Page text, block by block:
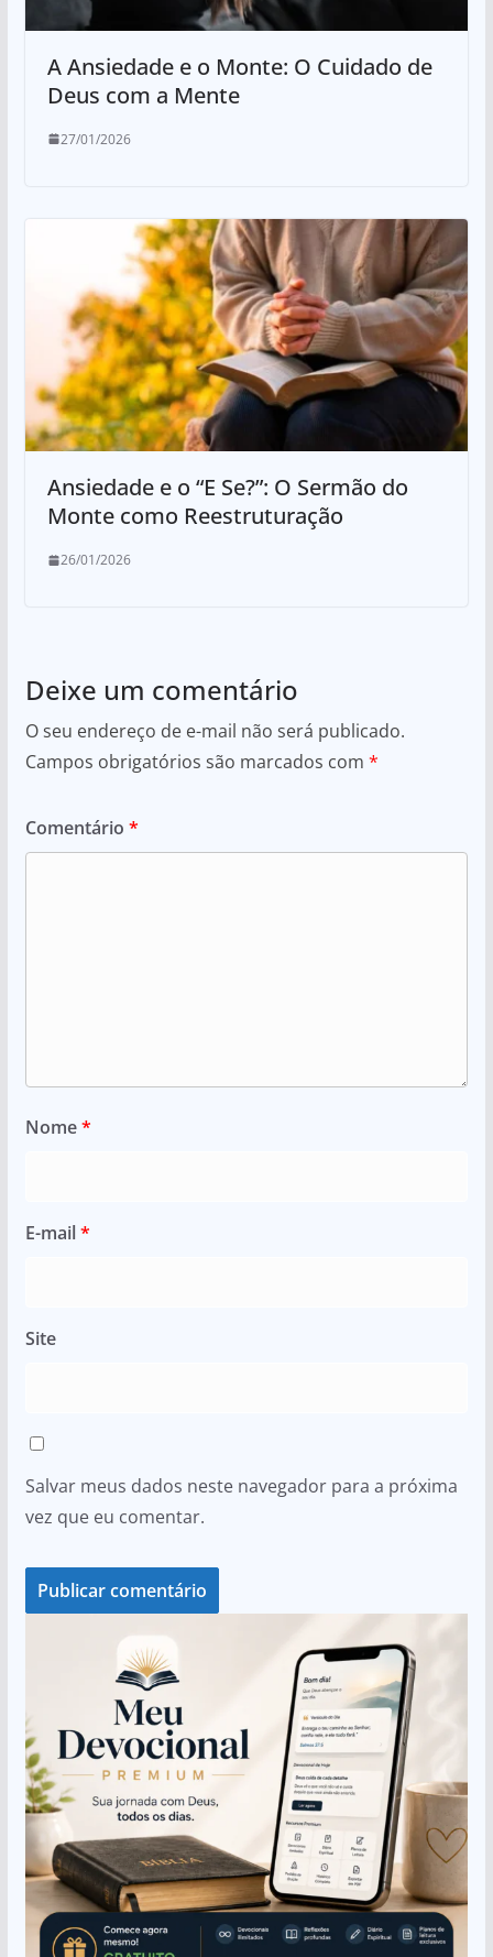
A Ansiedade e o Monte: O Cuidado de
Deus com a Mente
27/01/2026
Ansiedade e o “E Se?”: O Sermão do
Monte como Reestruturação
26/01/2026
Deixe um comentário
O seu endereço de e-mail não será publicado.
Campos obrigatórios são marcados com *
Comentário *
Nome*
E-mail*
Site
Salvar meus dados neste navegador para a próxima
vez que eu comentar.